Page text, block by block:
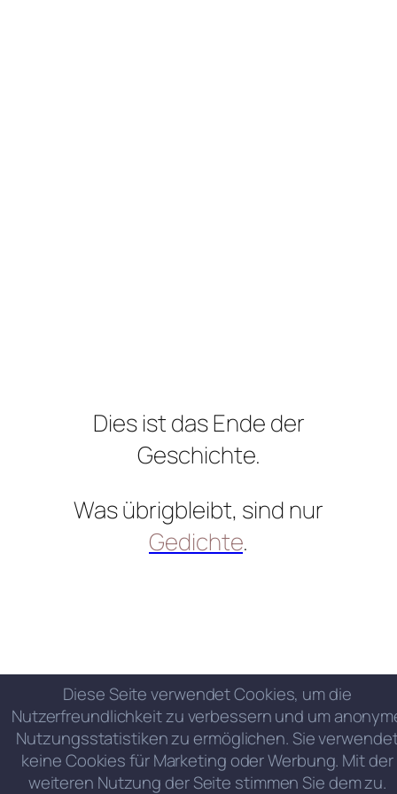
Dies ist das Ende der
Geschichte.
Was übrigbleibt, sind nur
Gedichte.
Diese Seite verwendet Cookies, um die
Nutzerfreundlichkeit zu verbessern und um
Nutzungsstatistiken zu ermöglichen. Sie
keine Cookies für Marketing oder Werbung. Mit der
weiteren Nutzung der Seite stimmen Sie dem zu.